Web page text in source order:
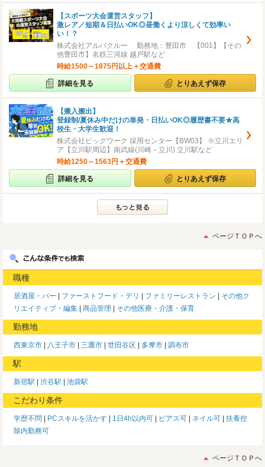
【スポーツ大会運営スタッフ】
激レア／短期＆日払いOK◎昼働くより涼しくて効率い
い！？
株式会社アルバクルー 勤務地：豊田市 【001】【その
他豊田市】名鉄三河線 越戸駅など
時給1500～1875円以上＋交通費
詳細を見る とりあえず保存
【搬入搬出】
登録制/夏休み中だけの単発・日払いOK◎履歴書不要★高
校生・大学生歓迎！
株式会社ビッグワーク 採用センター【BW03】 ※立川エリ
ア【立川駅周辺】南武線(川崎－立川) 立川駅など
時給1250～1563円＋交通費
詳細を見る とりあえず保存
ページＴＯＰへ
職種
居酒屋・バー ファーストフード・デリ ファミリーレストラン
その他ク
リエイティブ・編集
商品管理 その他医療・介護・保育
勤務地
西東京市 八王子市 三鷹市 世田谷区 多摩市 調布市
駅
新宿駅 渋谷駅 池袋駅
こだわり条件
学歴不問 PCスキルを活かす 1日4h以内可 ピアス可 ネイル可
扶養控
除内勤務可
ページＴＯＰへ